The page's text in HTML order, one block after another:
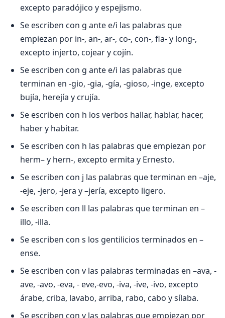
excepto paradójico y espejismo.
Se escriben con g ante e/i las palabras que
empiezan por in-, an-, ar-, co-, con-, fla- y long-,
excepto injerto, cojear y cojín.
Se escriben con g ante e/i las palabras que
terminan en -gio, -gia, -gía, -gioso, -inge, excepto
bujía, herejía y crujía.
Se escriben con h los verbos hallar, hablar, hacer,
haber y habitar.
Se escriben con h las palabras que empiezan por
herm– y hern-, excepto ermita y Ernesto.
Se escriben con j las palabras que terminan en –aje,
-eje, -jero, -jera y –jería, excepto ligero.
Se escriben con ll las palabras que terminan en –
illo, -illa.
Se escriben con s los gentilicios terminados en –
ense.
Se escriben con v las palabras terminadas en –ava, -
ave, -avo, -eva, - eve,-evo, -iva, -ive, -ivo, excepto
árabe, criba, lavabo, arriba, rabo, cabo y sílaba.
Se escriben con v las palabras que empiezan por